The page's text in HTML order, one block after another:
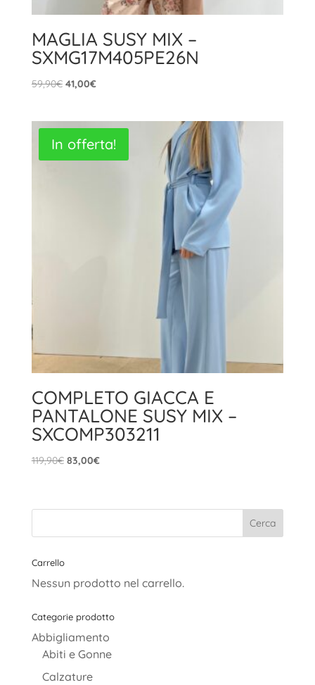
MAGLIA SUSY MIX –
SXMG17M405PE26N
59,90€ Il
era:
59,90€.
41,00€Il
è:
41,00€.
In offerta!
COMPLETO GIACCA E
PANTALONE SUSY MIX –
SXCOMP303211
119,90€ Il
era:
83,00€Il
è:
Carrello
Nessun prodotto nel carrello.
Categorie prodotto
Abbigliamento
Abiti e Gonne
Calzature